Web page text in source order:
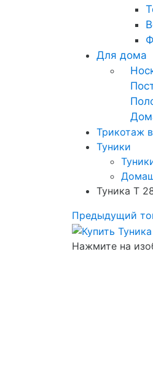
Для дома
Трикотаж
Туники
Туника Т
Предыдущий
Нажмите на